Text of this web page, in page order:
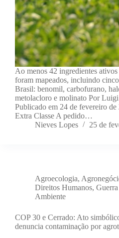
Ao menos 42 ingredientes
foram mapeados, incluindo
Brasil: benomil, carbofurano,
metolacloro e molinato Por
Publicado em 24 de fevereiro
Extra Classe A pedido…
Nieves Lopes
25 de
Agroecologia,
Direitos Humanos,
Ambiente
COP 30 e Cerrado: Ato
denuncia contaminação por